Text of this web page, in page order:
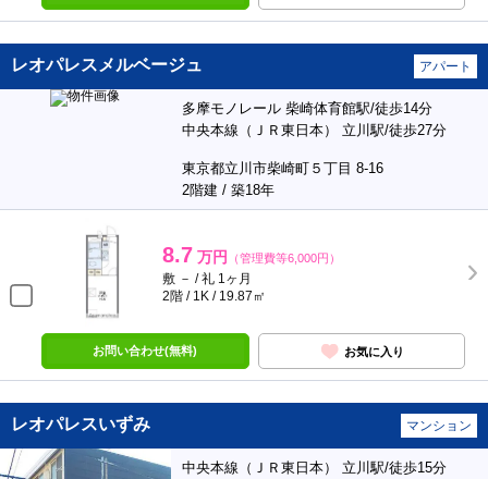
レオパレスメルベージュ アパート
多摩モノレール 柴崎体育館駅/徒歩14分
中央本線（ＪＲ東日本） 立川駅/徒歩27分
東京都立川市柴崎町５丁目 8-16
2階建 / 築18年
8.7 万円 （管理費等6,000円）
敷 － / 礼 1ヶ月
2階 / 1K / 19.87㎡
お問い合わせ(無料) お気に入り
レオパレスいずみ マンション
中央本線（ＪＲ東日本） 立川駅/徒歩15分